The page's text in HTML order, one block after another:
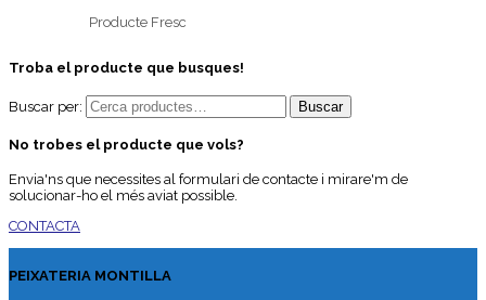
Producte Fresc
Troba el producte que busques!
Buscar per:
No trobes el producte que vols?
Envia'ns que necessites al formulari de contacte i mirare'm de
solucionar-ho el més aviat possible.
CONTACTA
PEIXATERIA MONTILLA